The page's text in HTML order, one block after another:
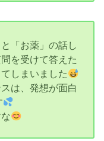
「お薬」の話し
を受けて答えた
しまいました
は、発想が面白